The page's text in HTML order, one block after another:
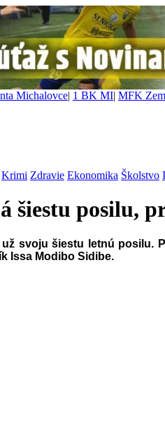
Michalovce| 1 BK MI| MFK
Krimi Zdravie Ekonomika Školstvo
šiestu posilu,
už svoju šiestu letnú
Issa Modibo Sidibe.